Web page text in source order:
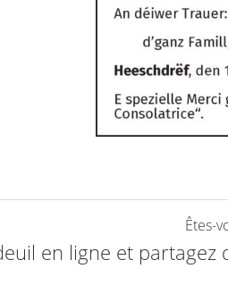
Êtes-
en ligne et partagez